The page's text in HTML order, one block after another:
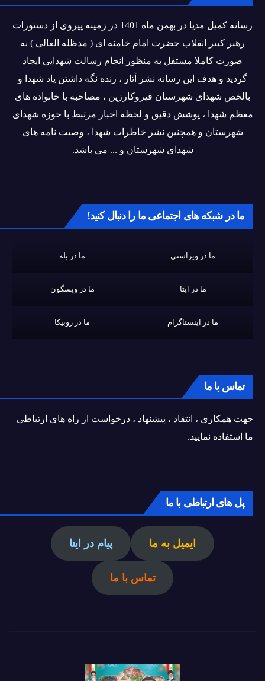
رسانه کمیل مدیا در بهمن ماه 1401 در زمینه پیروی از دستورات
رهبر کبیر انقلاب حضرت امام خامنه ای ( مدظله العالی ) به
صورت کاملا مستقل به منظور انجام رسالت شهدایی ایجاد
گردید و هدف این رسانه نشر آثار ، زنده نگه داشتن یاد شهدا و
بالخص شهدای شهرستان قیروکارزین ، مصاحبه با خانواده های
معظم شهدا ، پوشش دقیق و لحظه اخبار مرتبط با حوزه شهدای
شهرستان و همچنین نشر خاطرات شهدا ، وصیت نامه های
شهدای شهرستان و ... می باشد.
ما در شبکه های اجتماعی ما را دنبال کنید!
ما در ویراستی ما در بله
ما در ایتا ما در ویسگون
ما در اینستاگرام ما در روبیکا
تماس با ما
جهت همکاری ، انتقاد ، پیشنهاد ، درخواست از راه های ارتباطی
ما استفاده نمایید.
پل های ارتباطی با ما
ایمیل به ما پیام در ایتا
تماس با ما